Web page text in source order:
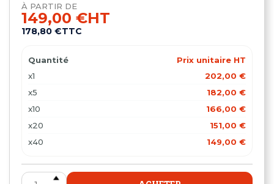
À PARTIR DE
149,00 €HT
178,80 €TTC
Quantité
Prix unitaire HT
x1
202,00 €
x5
182,00 €
x10
166,00 €
x20
151,00 €
x40
149,00 €